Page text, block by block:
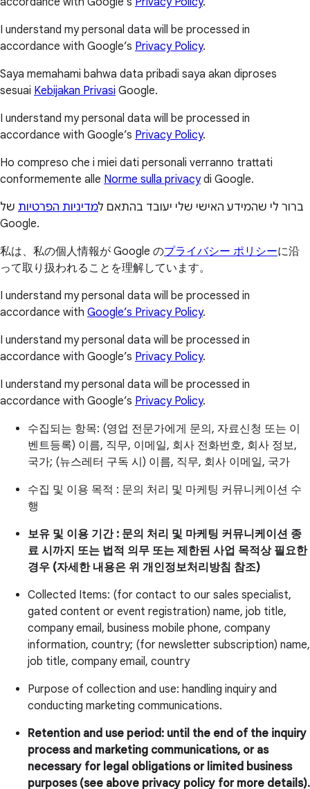
I understand my personal data will be processed in
accordance with Google’s Privacy Policy.
Saya memahami bahwa data pribadi saya akan diproses
sesuai Kebijakan Privasi Google.
I understand my personal data will be processed in
accordance with Google’s Privacy Policy.
Ho compreso che i miei dati personali verranno trattati
conformemente alle Norme sulla privacydi Google.
ברור לי שהמידע האישי שלי יעובד בהתאם למדיניות הפרטיות של
Google.
私は、私の個人情報が Google のプライバシー ポリシーに沿
って取り扱われることを理解しています。
I understand my personal data will be processed in
accordance with Google’s Privacy Policy.
I understand my personal data will be processed in
accordance with Google’s Privacy Policy.
I understand my personal data will be processed in
accordance with Google’s Privacy Policy.
수집되는 항목: (영업 전문가에게 문의, 자료신청 또는 이
벤트등록) 이름, 직무, 이메일, 회사 전화번호, 회사 정보,
국가; (뉴스레터 구독 시) 이름, 직무, 회사 이메일, 국가
수집 및 이용 목적 : 문의 처리 및 마케팅 커뮤니케이션 수
행
보유 및 이용 기간 : 문의 처리 및 마케팅 커뮤니케이션 종
료 시까지 또는 법적 의무 또는 제한된 사업 목적상 필요한
경우 (자세한 내용은 위 개인정보처리방침 참조)
Collected Items: (for contact to our sales specialist,
gated content or event registration) name, job title,
company email, business mobile phone, company
information, country; (for newsletter subscription) name,
job title, company email, country
Purpose of collection and use: handling inquiry and
conducting marketing communications.
Retention and use period: until the end of the inquiry
process and marketing communications, or as
necessary for legal obligations or limited business
purposes (see above privacy policy for more details).